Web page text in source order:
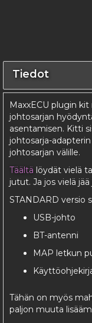
Tiedot
MaxxECU plugin
johtosarjan
asentamisen. Kitti
johtosarja-
johtosarjan välille.
Täältä löydät vielä
jutut. Ja jos vielä
STANDARD versio
USB-johto
BT-antenni
MAP letkun
Tähän on myös
paljon muuta